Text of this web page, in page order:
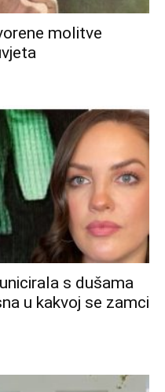
molitve
s dušama
u kakvoj se zamci